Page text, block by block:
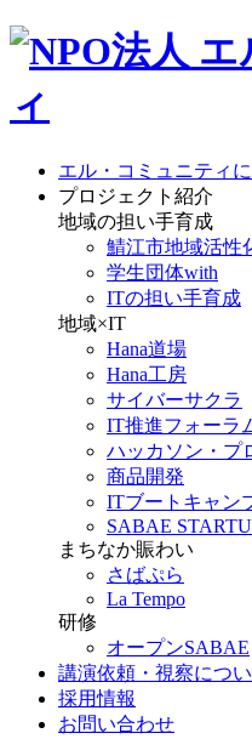
エル・コミュニティ
プロジェクト紹介
地域の担い手育成
鯖江市地域活性
学生団体with
ITの担い手育成
地域×IT
Hana道場
Hana工房
サイバーサクラ
IT推進フォーラ
ハッカソン・プ
商品開発
ITブートキャン
SABAE
まちなか賑わい
さばぷら
La Tempo
研修
オープンSABAE
講演依頼・視察につ
採用情報
お問い合わせ